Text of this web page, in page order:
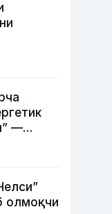
—
олмоқчи